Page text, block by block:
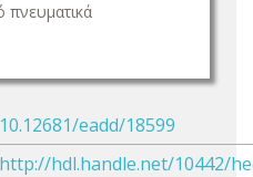
πνευματικά
10.12681/eadd/18599
http://hdl.handle.net/10442/